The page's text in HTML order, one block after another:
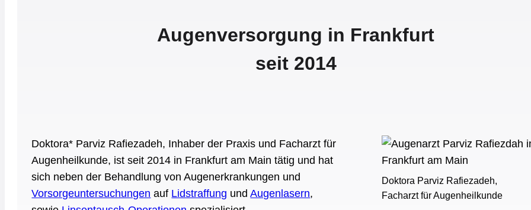
Augenversorgung in Frankfurt
seit 2014
Doktora* Parviz Rafiezadeh, Inhaber der Praxis und Facharzt für
Augenheilkunde, ist seit 2014 in Frankfurt am Main tätig und hat
sich neben der Behandlung von Augenerkrankungen und
Vorsorgeuntersuchungen auf Lidstraffung undAugenlasern,
Doktora Parviz Rafiezadeh,
Facharzt für Augenheilkunde